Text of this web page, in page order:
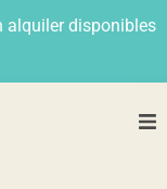
alquiler disponibles